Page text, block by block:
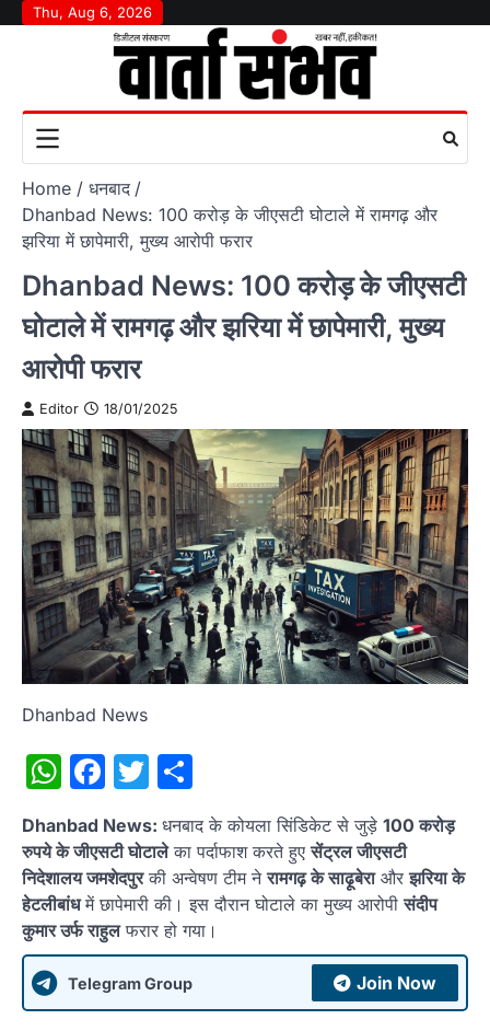
SkipThu, Aug 6, 2026
Home
धनबाद
Dhanbad News: 100 करोड़ के जीएसटी घोटाले में रामगढ़ और
झरिया में छापेमारी, मुख्य आरोपी फरार
Dhanbad News: 100 करोड़ के जीएसटी
घोटाले में रामगढ़ और झरिया में छापेमारी, मुख्य
आरोपी फरार
Editor 18/01/2025
Dhanbad News
WhatsApp
Facebook
Twitter
Dhanbad News: धनबाद के कोयला सिंडिकेट से जुड़े 100 करोड़
रुपये के जीएसटी घोटालेका पर्दाफाश करते हुएसेंट्रल जीएसटी
निदेशालय जमशेदपुरकी अन्वेषण टीम नेरामगढ़ के साढ़ूबेराऔरझरिया के
हेटलीबांधमें छापेमारी की। इस दौरान घोटाले का मुख्य आरोपीसंदीप
कुमार उर्फ राहुलफरार हो गया।
Telegram Group Join Now